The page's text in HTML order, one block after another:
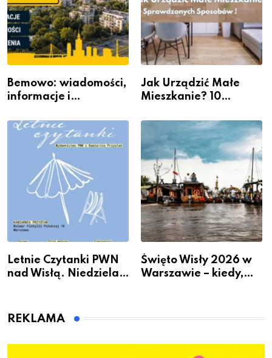
Bemowo: wiadomości,
informacje i
Jak Urządzić Małe
Mieszkanie? 10
Przestrzeni Bez
Kosztownego Remontu
Letnie Czytanki PWN
nad Wisłą. Niedziela z
Święto Wisły 2026 w
Warszawie – kiedy,
REKLAMA